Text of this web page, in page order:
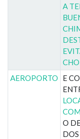
A
AEROPORTO
E
O